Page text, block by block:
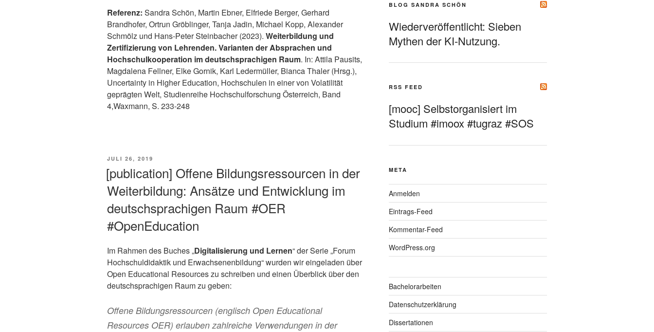
Referenz: Sandra Schön, Martin Ebner, Elfriede Berger, Gerhard
Brandhofer, Ortrun Gröblinger, Tanja Jadin, Michael Kopp, Alexander
Schmölz und Hans-Peter Steinbacher (2023). Weiterbildung und
Zertifizierung von Lehrenden. Varianten der Absprachen und
Hochschulkooperation im deutschsprachigen Raum. In: Attila Pausits,
Magdalena Fellner, Elke Gornik, Karl Ledermüller, Bianca Thaler (Hrsg.),
Uncertainty in Higher Education, Hochschulen in einer von Volatilität
geprägten Welt, Studienreihe Hochschulforschung Österreich, Band
4,Waxmann, S. 233-248
VERÖFFENTLICHT
JULI 26, 2019
[publication] Offene Bildungsressourcen in der
Weiterbildung: Ansätze und Entwicklung im
deutschsprachigen Raum #OER
#OpenEducation
Im Rahmen des Buches „Digitalisierung und Lernen“ der Serie „Forum
Hochschuldidaktik und Erwachsenenbildung“ wurden wir eingeladen über
Open Educational Resources zu schreiben und einen Überblick über den
deutschsprachigen Raum zu geben:
Offene Bildungsressourcen (englisch Open Educational
Resources OER) erlauben zahlreiche Verwendungen in der
BLOG SANDRA SCHÖN
Wiederveröffentlicht: Sieben
Mythen der KI-Nutzung.
RSS FEED
[mooc] Selbstorganisiert im
Studium #imoox #tugraz #SOS
META
Anmelden
Eintrags-Feed
Kommentar-Feed
WordPress.org
Bachelorarbeiten
Datenschutzerklärung
Dissertationen